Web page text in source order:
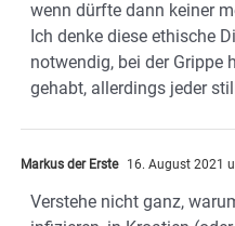
wenn dürfte dann keiner
Ich denke diese ethische
notwendig, bei der Grippe
gehabt, allerdings jeder
Markus der Erste 16. August 2021
Verstehe nicht ganz,